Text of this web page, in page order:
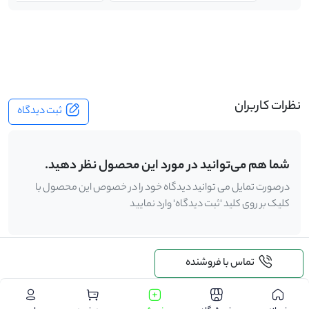
تماس با فروشنده
درخواست خرید
نظرات کاربران ثبت دیدگاه
شما هم می‌توانید در مورد این محصول نظر دهید.
درصورت تمایل می توانید دیدگاه خود را در خصوص این محصول با
کلیک بر روی کلید 'ثبت دیدگاه' وارد نمایید